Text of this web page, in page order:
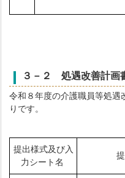
３－２ 処遇改善計画
令和８年度の介護職員等処遇
りです。
提出様式及び入
力シート名